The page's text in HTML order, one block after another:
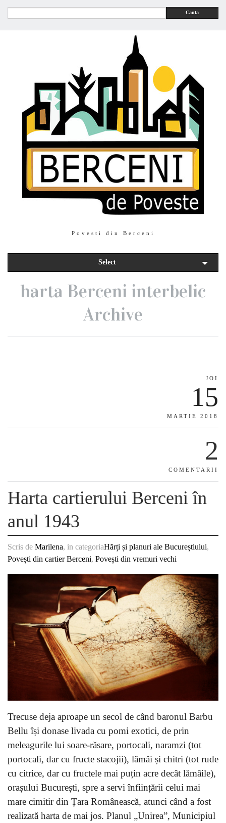
Cauta
Povesti din Berceni
Select
harta Berceni interbelic
Archive
JOI
15
MARTIE 2018
2
COMENTARII
Harta cartierului Berceni în
anul 1943
Scris de Marilena, in categoriaHărți și planuri ale Bucureștiului,
Povești din cartier Berceni, Povești din vremuri vechi
Trecuse deja aproape un secol de când baronul Barbu
Bellu își donase livada cu pomi exotici, de prin
meleagurile lui soare-răsare, portocali, naramzi (tot
portocali, dar cu fructe stacojii), lămâi și chitri (tot rude
cu citrice, dar cu fructele mai puțin acre decât lămâile),
orașului București, spre a servi înființării celui mai
mare cimitir din Țara Românească, atunci când a fost
realizată harta de mai jos. Planul „Unirea”, Municipiul